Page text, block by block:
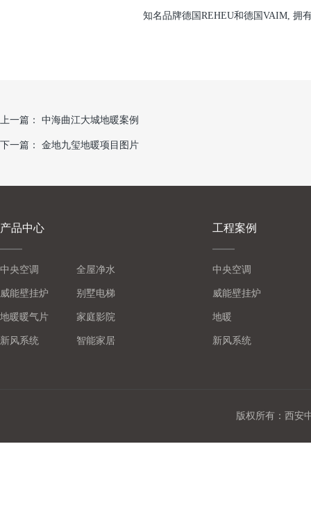
知名品牌德国REHEU和德国VAIM, 拥
上一篇： 中海曲江大城地暖案例
下一篇： 金地九玺地暖项目图片
产品中心
中央空调
威能壁挂炉
地暖暖气片
新风系统
全屋净水
别墅电梯
家庭影院
智能家居
工程案例
中央空调
威能壁挂炉
地暖
新风系统
版权所有：西安